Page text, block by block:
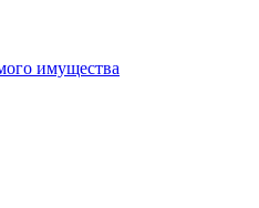
имущества